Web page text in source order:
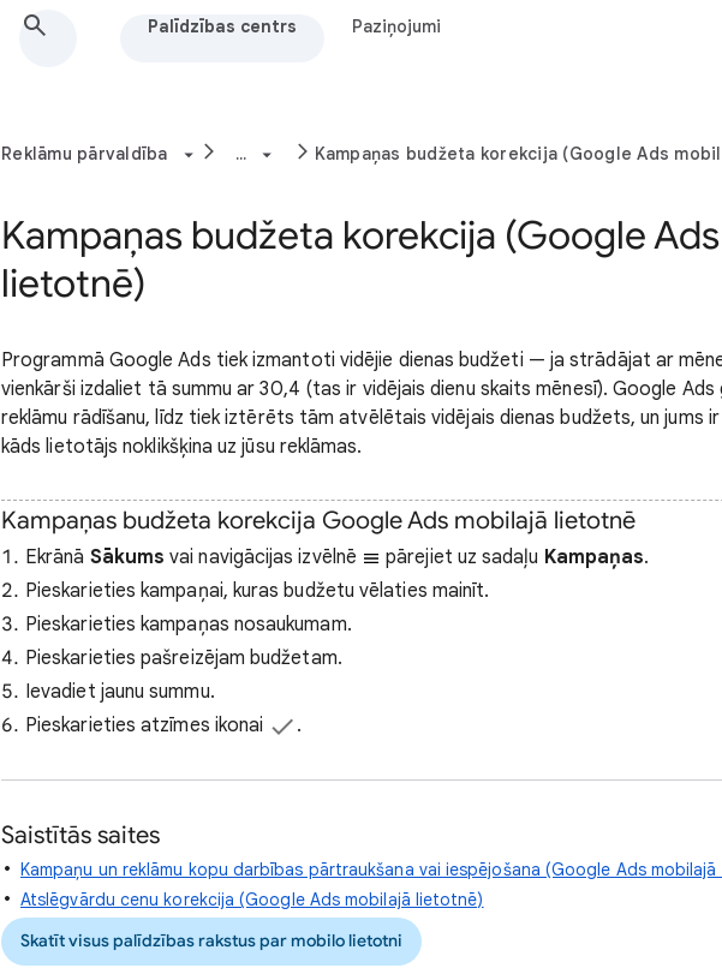
Palīdzības centrs Paziņojumi
Reklāmu pārvaldība ... Kampaņas budžeta korekcija (Google Ads
Kampaņas budžeta korekcija (Google
lietotnē)
Programmā Google Ads tiek izmantoti vidējie dienas budžeti — ja strādājat ar
vienkārši izdaliet tā summu ar 30,4 (tas ir vidējais dienu skaits mēnesī). Google Ads
reklāmu rādīšanu, līdz tiek iztērēts tām atvēlētais vidējais dienas budžets, un jums
kāds lietotājs noklikšķina uz jūsu reklāmas.
Kampaņas budžeta korekcija Google Ads mobilajā lietotnē
Ekrānā Sākums vai navigācijas izvēlnē pārejiet uz sadaļu Kampaņas.
Pieskarieties kampaņai, kuras budžetu vēlaties mainīt.
Pieskarieties kampaņas nosaukumam.
Pieskarieties pašreizējam budžetam.
Ievadiet jaunu summu.
Pieskarieties atzīmes ikonai
.
Saistītās saites
Kampaņu un reklāmu kopu darbības pārtraukšana vai iespējošana (Google Ads
Atslēgvārdu cenu korekcija (Google Ads mobilajā lietotnē)
Skatīt visus palīdzības rakstus par mobilo lietotni